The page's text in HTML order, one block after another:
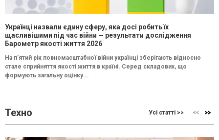
Українці назвали єдину сферу, яка досі робить їх
щасливішими під час війни — результати дослідження
Барометр якості життя 2026
На п’ятий рік повномасштабної війни українці зберігають відносно
стале сприйняття якості життя в країні. Серед складових, що
формують загальну оцінку...
Техно Усі статті >>